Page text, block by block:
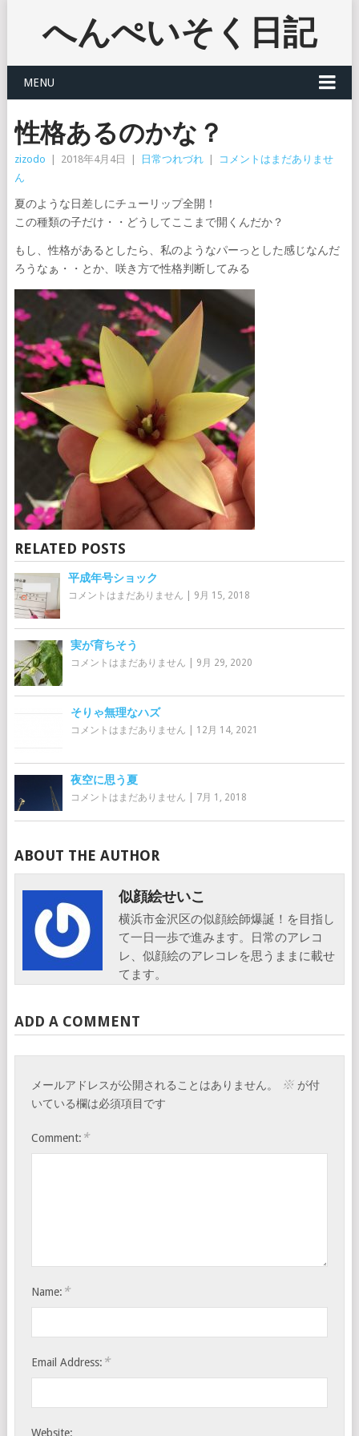
へんぺいそく日記
MENU
性格あるのかな？
zizodo 2018年4月4日 日常つれづれ
コメントはまだありませ
ん
夏のような日差しにチューリップ全開！
この種類の子だけ・・どうしてここまで開くんだか？
もし、性格があるとしたら、私のようなパーっとした感じなんだ
ろうなぁ・・とか、咲き方で性格判断してみる
RELATED POSTS
平成年号ショック
コメントはまだありません 9月 15, 2018
実が育ちそう
コメントはまだありません 9月 29, 2020
そりゃ無理なハズ
コメントはまだありません 12月 14, 2021
夜空に思う夏
コメントはまだありません 7月 1, 2018
ABOUT THE AUTHOR
似顔絵せいこ
横浜市金沢区の似顔絵師爆誕！を目指し
て一日一歩で進みます。日常のアレコ
レ、似顔絵のアレコレを思うままに載せ
てます。
ADD A COMMENT
メールアドレスが公開されることはありません。 ※ が付
いている欄は必須項目です
Comment: *
Name: *
Email Address: *
Website: